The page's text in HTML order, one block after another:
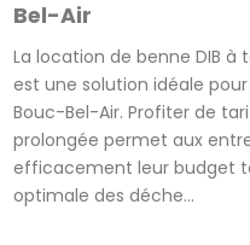
Bel-Air
La location de benne DIB
est une solution idéale
Bouc-Bel-Air. Profiter de
prolongée permet aux
efficacement leur budget
optimale des déche...